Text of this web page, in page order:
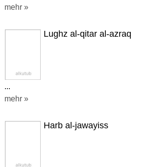
mehr »
Lughz al-qitar al-azraq
...
mehr »
Harb al-jawayiss